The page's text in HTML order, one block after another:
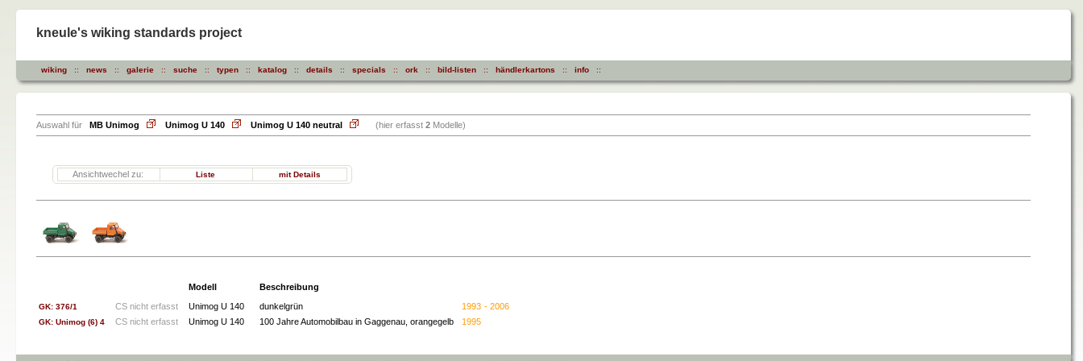
kneule's wiking standards project
wiking :: news :: galerie :: suche :: typen :: katalog :: details :: specials :: ork :: bild-listen :: händlerkartons :: info ::
Auswahl für MB Unimog Unimog U 140 Unimog U 140 neutral (hier erfasst 2 Modelle)
Ansichtwechel zu: Liste mit Details
Modell Beschreibung
GK: 376/1 CS nicht erfasst Unimog U 140 dunkelgrün 1993 - 2006
GK: Unimog (6) 4 CS nicht erfasst Unimog U 140 100 Jahre Automobilbau in Gaggenau, orangegelb 1995